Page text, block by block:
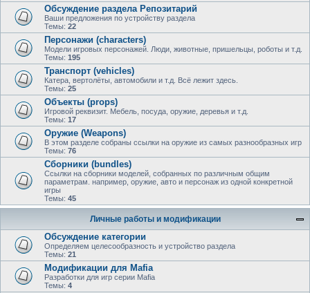
Обсуждение раздела Репозитарий
Ваши предложения по устройству раздела
Темы: 22
Персонажи (characters)
Модели игровых персонажей. Люди, животные, пришельцы, роботы и т.д.
Темы: 195
Транспорт (vehicles)
Катера, вертолёты, автомобили и т.д. Всё лежит здесь.
Темы: 25
Объекты (props)
Игровой реквизит. Мебель, посуда, оружие, деревья и т.д.
Темы: 17
Оружие (Weapons)
В этом разделе собраны ссылки на оружие из самых разнообразных игр
Темы: 76
Сборники (bundles)
Ссылки на сборники моделей, собранных по различным общим
параметрам. например, оружие, авто и персонаж из одной конкретной
игры
Темы: 45
Личные работы и модификации
Обсуждение категории
Определяем целесообразность и устройство раздела
Темы: 21
Модификации для Mafia
Разработки для игр серии Mafia
Темы: 4